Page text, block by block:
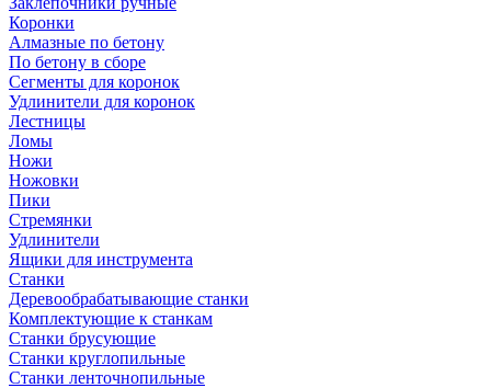
Коронки
Алмазные по бетону
По бетону в сборе
Сегменты для коронок
Удлинители для коронок
Лестницы
Ломы
Ножи
Ножовки
Пики
Стремянки
Удлинители
Ящики для инструмента
Станки
Деревообрабатывающие станки
Комплектующие к станкам
Станки брусующие
Станки круглопильные
Станки ленточнопильные